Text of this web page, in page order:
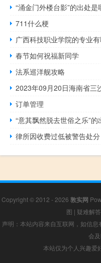
“涌金门外楼台影”的出处是
711什么梗
广西科技职业学院的专业
春节如何祝福新同学
法系巡洋舰攻略
订单管理
“意其飘然脱去世俗之乐”的
律所因收费过低被警告处
Copyright © 2012 - 2026 敦实网
图 | 疑难解答
声明：本站内容来自互联网，如信
会
本站仅为个人兴趣爱